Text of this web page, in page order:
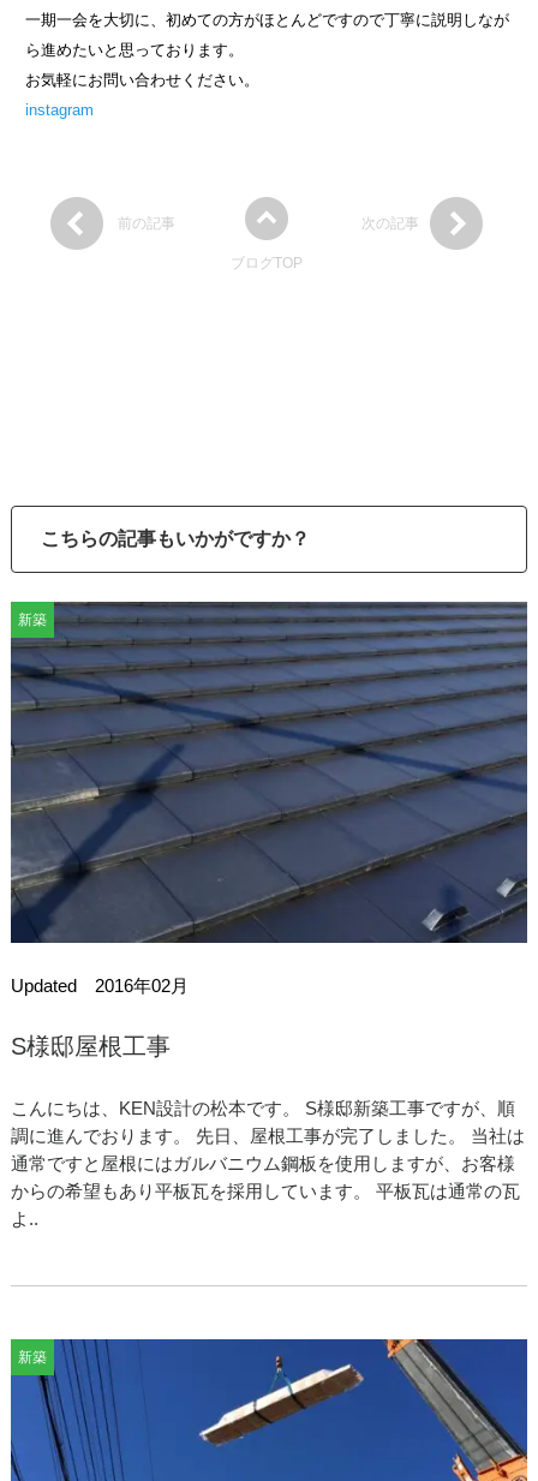
一期一会を大切に、初めての方がほとんどですので丁寧に説明しなが
ら進めたいと思っております。
お気軽にお問い合わせください。
instagram
前の記事
ブログTOP
次の記事
こちらの記事もいかがですか？
新築
Updated 2016年02月
S様邸屋根工事
こんにちは、KEN設計の松本です。 S様邸新築工事ですが、順
調に進んでおります。 先日、屋根工事が完了しました。 当社は
通常ですと屋根にはガルバニウム鋼板を使用しますが、お客様
からの希望もあり平板瓦を採用しています。 平板瓦は通常の瓦
よ..
新築